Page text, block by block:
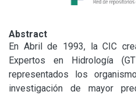
Abstract
En Abril de 1993, la CIC
Expertos en Hidrología
representados los
investigación de mayor